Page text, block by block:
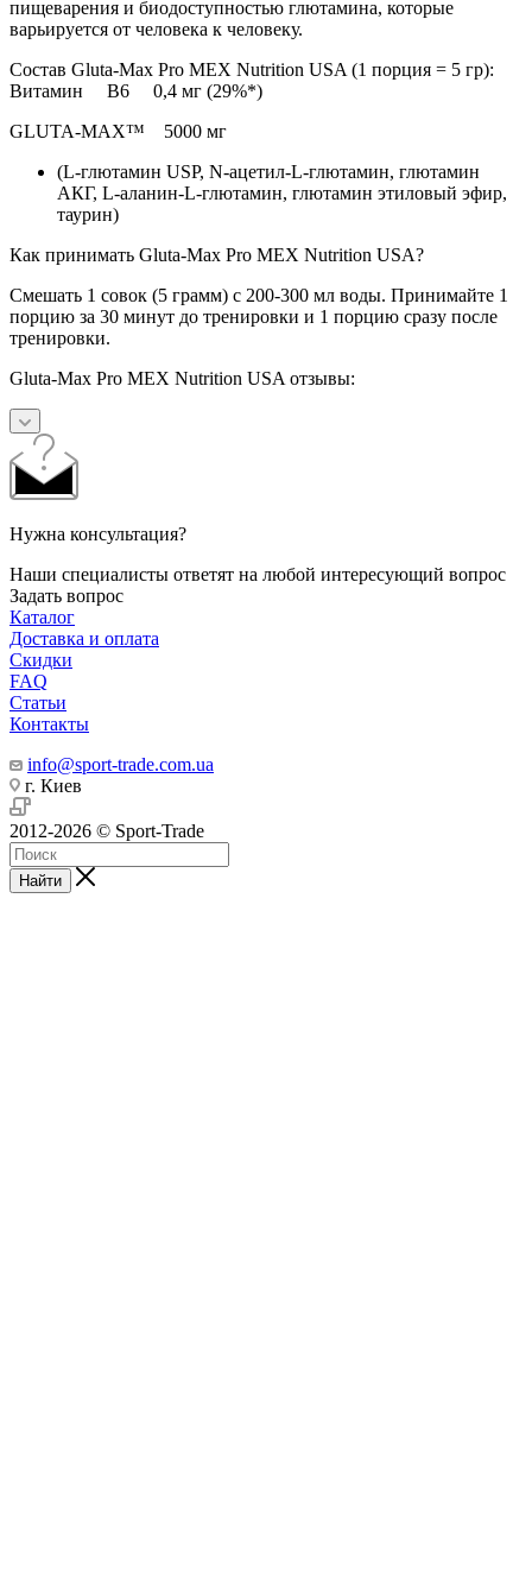
пищеварения и биодоступностью глютамина, которые
варьируется от человека к человеку.
Состав Gluta-Max Pro MEX Nutrition USA (1 порция = 5 гр):
Витамин В6 0,4 мг (29%*)
GLUTA-MAX™ 5000 мг
(L-глютамин USP, N-ацетил-L-глютамин, глютамин
АКГ, L-аланин-L-глютамин, глютамин этиловый эфир,
таурин)
Как принимать Gluta-Max Pro MEX Nutrition USA?
Смешать 1 совок (5 грамм) с 200-300 мл воды. Принимайте 1
порцию за 30 минут до тренировки и 1 порцию сразу после
тренировки.
Gluta-Max Pro MEX Nutrition USA отзывы:
Нужна консультация?
Наши специалисты ответят на любой интересующий вопрос
Задать вопрос
Каталог
Доставка и оплата
Скидки
FAQ
Статьи
Контакты
info@sport-trade.com.ua
г. Киев
2012-2026 © Sport-Trade
Найти